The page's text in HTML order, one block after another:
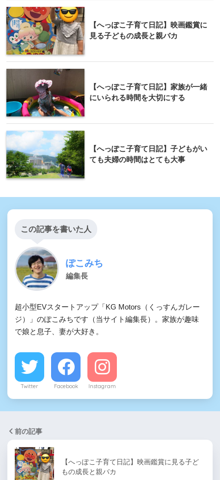
【へっぽこ子育て日記】映画鑑賞に
見る子どもの成長と親バカ
【へっぽこ子育て日記】家族が一緒
にいられる時間を大切にする
【へっぽこ子育て日記】子どもがい
ても夫婦の時間はとても大事
この記事を書いた人
ぽこみち
編集長
超小型EVスタートアップ「KG Motors（くっすんガレー
ジ）」のぽこみちです（当サイト編集長）。家族が趣味
で娘と息子、妻が大好き。
Twitter Facebook Instagram
前の記事
【へっぽこ子育て日記】映画鑑賞に見る子ど
もの成長と親バカ